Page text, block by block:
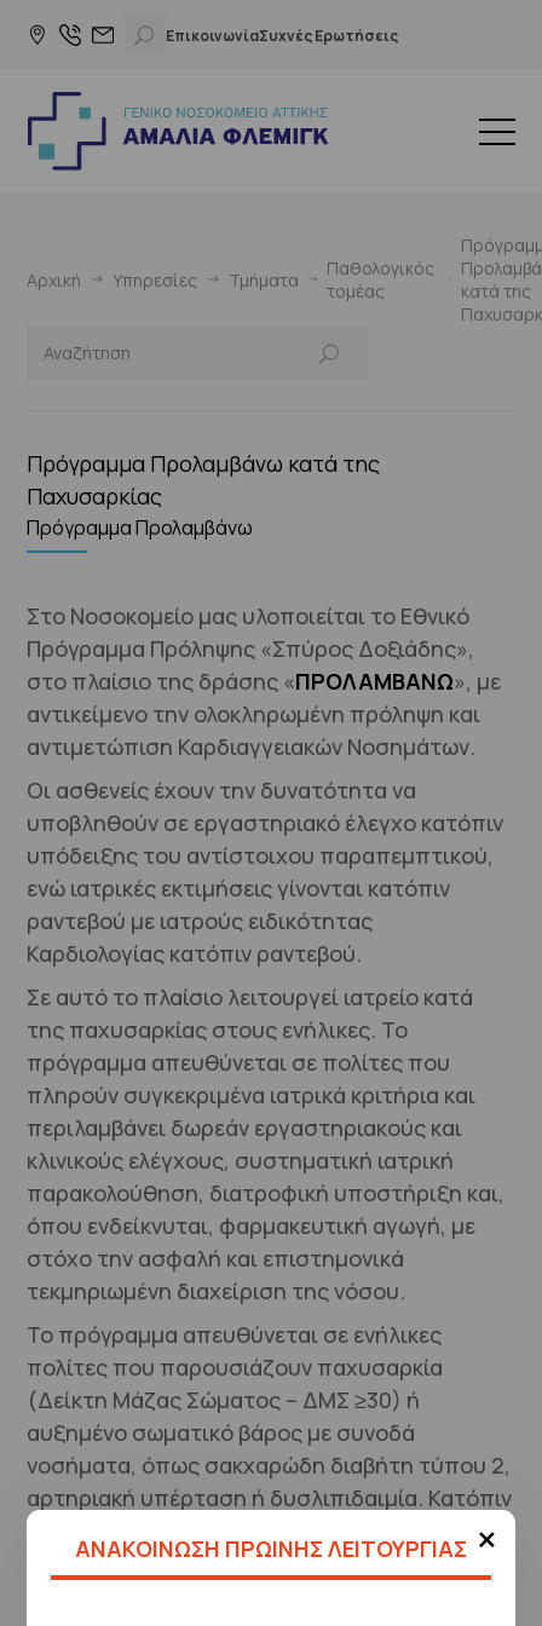
ΕπικοινωνίαΣυχνές Ερωτήσεις
×
ΑΝΑΚΟΙΝΩΣΗ ΠΡΩΙΝΗΣ ΛΕΙΤΟΥΡΓΙΑΣ
Αρχική Υπηρεσίες Τμήματα
Παθολογικός
τομέας
κατά της
Πρόγραμμα Προλαμβάνω κατά της
Παχυσαρκίας
Πρόγραμμα Προλαμβάνω
Στο Νοσοκομείο μας υλοποιείται το Εθνικό
Πρόγραμμα Πρόληψης «Σπύρος Δοξιάδης»,
στο πλαίσιο της δράσης «ΠΡΟΛΑΜΒΑΝΩ», με
αντικείμενο την ολοκληρωμένη πρόληψη και
αντιμετώπιση Καρδιαγγειακών Νοσημάτων.
Οι ασθενείς έχουν την δυνατότητα να
υποβληθούν σε εργαστηριακό έλεγχο κατόπιν
υπόδειξης του αντίστοιχου παραπεμπτικού,
ενώ ιατρικές εκτιμήσεις γίνονται κατόπιν
ραντεβού με ιατρούς ειδικότητας
Καρδιολογίας κατόπιν ραντεβού.
Σε αυτό το πλαίσιο λειτουργεί ιατρείο κατά
της παχυσαρκίας στους ενήλικες. Το
πρόγραμμα απευθύνεται σε πολίτες που
πληρούν συγκεκριμένα ιατρικά κριτήρια και
περιλαμβάνει δωρεάν εργαστηριακούς και
κλινικούς ελέγχους, συστηματική ιατρική
παρακολούθηση, διατροφική υποστήριξη και,
όπου ενδείκνυται, φαρμακευτική αγωγή, με
στόχο την ασφαλή και επιστημονικά
τεκμηριωμένη διαχείριση της νόσου.
Το πρόγραμμα απευθύνεται σε ενήλικες
πολίτες που παρουσιάζουν παχυσαρκία
(Δείκτη Μάζας Σώματος – ΔΜΣ ≥30) ή
αυξημένο σωματικό βάρος με συνοδά
νοσήματα, όπως σακχαρώδη διαβήτη τύπου 2,
αρτηριακή υπέρταση ή δυσλιπιδαιμία. Κατόπιν
κλινικής εκτίμησης και εφόσον πληρούνται οι
προϋποθέσεις, παρέχεται εξατομικευμένη